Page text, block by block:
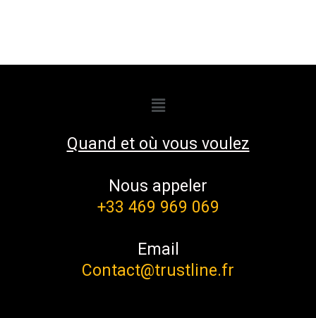
Quand et où vous voulez
Nous appeler
+33 469 969 069
Email
Contact@trustline.fr